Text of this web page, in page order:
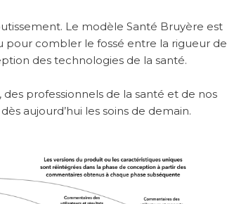
Le modèle Santé Bruyère est
combler le fossé entre la rigueur de
des technologies de la santé.
professionnels de la santé et de nos
aujourd’hui les soins de demain.